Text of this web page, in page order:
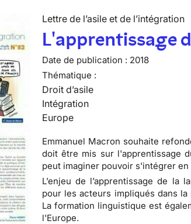
Lettre de l’asile et de l’intégration
L'apprentissage
Date de publication : 2018
Thématique :
Droit d’asile
Intégration
Europe
Emmanuel Macron souhaite
doit être mis sur l'apprentissage
peut imaginer pouvoir s'intégrer
L’enjeu de l’apprentissage de la
pour les acteurs impliqués dans
La formation linguistique est
l'Europe.